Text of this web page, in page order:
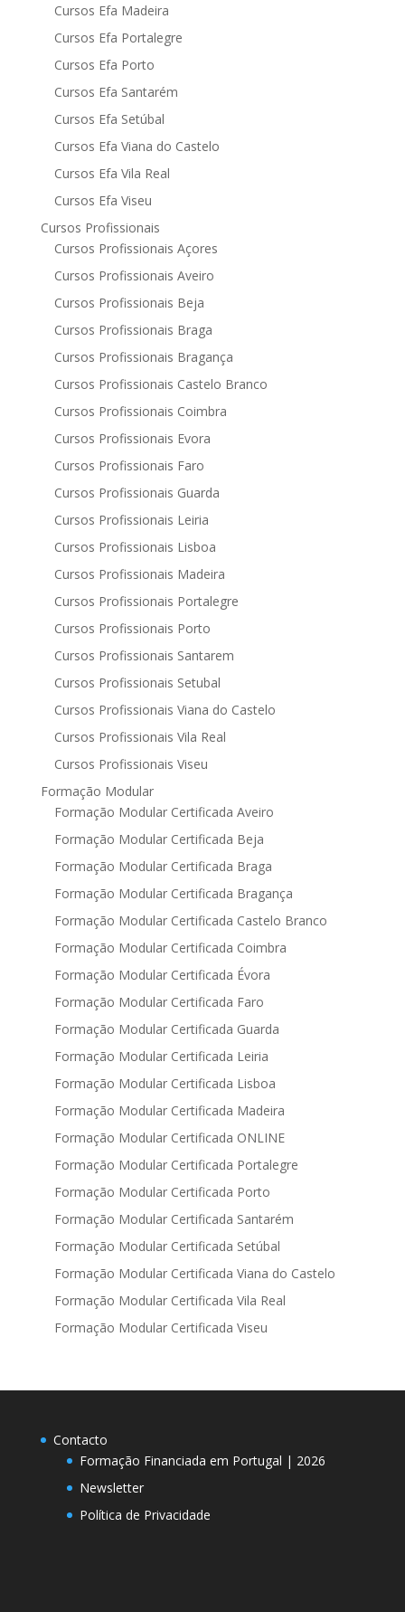
Cursos Efa Madeira
Cursos Efa Portalegre
Cursos Efa Porto
Cursos Efa Santarém
Cursos Efa Setúbal
Cursos Efa Viana do Castelo
Cursos Efa Vila Real
Cursos Efa Viseu
Cursos Profissionais
Cursos Profissionais Açores
Cursos Profissionais Aveiro
Cursos Profissionais Beja
Cursos Profissionais Braga
Cursos Profissionais Bragança
Cursos Profissionais Castelo Branco
Cursos Profissionais Coimbra
Cursos Profissionais Evora
Cursos Profissionais Faro
Cursos Profissionais Guarda
Cursos Profissionais Leiria
Cursos Profissionais Lisboa
Cursos Profissionais Madeira
Cursos Profissionais Portalegre
Cursos Profissionais Porto
Cursos Profissionais Santarem
Cursos Profissionais Setubal
Cursos Profissionais Viana do Castelo
Cursos Profissionais Vila Real
Cursos Profissionais Viseu
Formação Modular
Formação Modular Certificada Aveiro
Formação Modular Certificada Beja
Formação Modular Certificada Braga
Formação Modular Certificada Bragança
Formação Modular Certificada Castelo Branco
Formação Modular Certificada Coimbra
Formação Modular Certificada Évora
Formação Modular Certificada Faro
Formação Modular Certificada Guarda
Formação Modular Certificada Leiria
Formação Modular Certificada Lisboa
Formação Modular Certificada Madeira
Formação Modular Certificada ONLINE
Formação Modular Certificada Portalegre
Formação Modular Certificada Porto
Formação Modular Certificada Santarém
Formação Modular Certificada Setúbal
Formação Modular Certificada Viana do Castelo
Formação Modular Certificada Vila Real
Formação Modular Certificada Viseu
Contacto
Formação Financiada em Portugal | 2026
Newsletter
Política de Privacidade